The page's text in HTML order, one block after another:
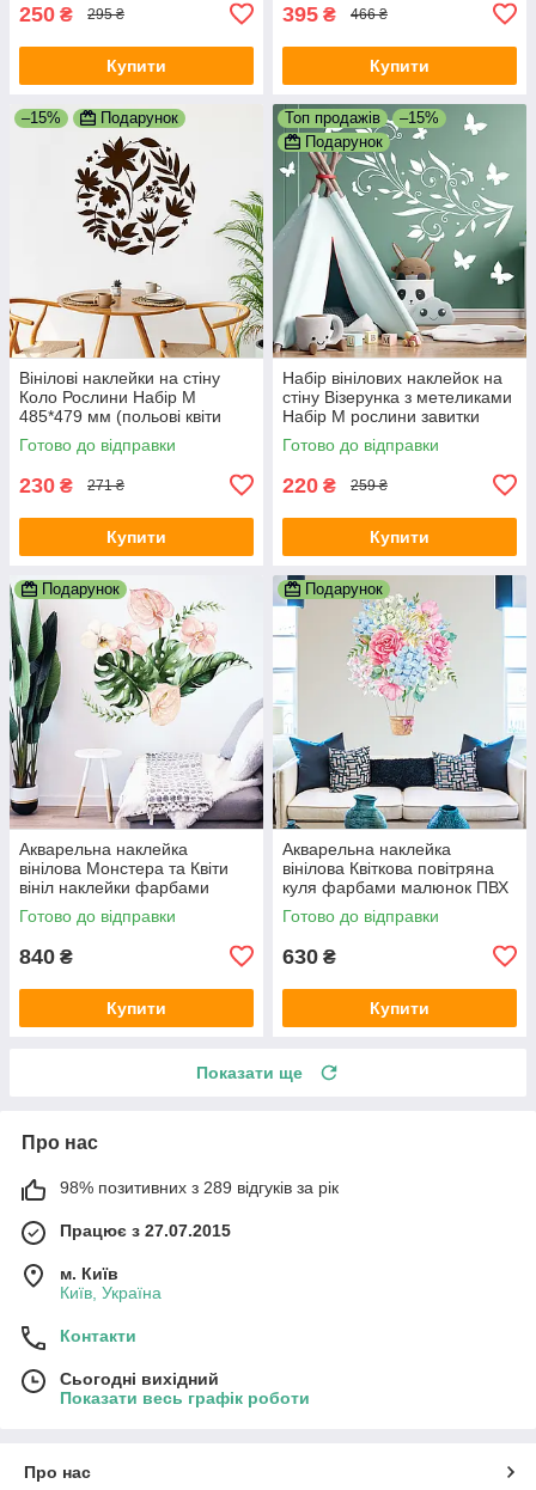
250 ₴ 295 ₴
Купити
395 ₴ 466 ₴
Купити
–15% Подарунок
Вінілові наклейки на стіну
Коло Рослини Набір M
485*479 мм (польові квіти
сфера) матова Коричневий
Готово до відправки
230 ₴ 271 ₴
Купити
Топ продажів
–15%
Подарунок
Набір вінілових наклейок на
стіну Візерунка з метеликами
Набір М рослини завитки
Happy Pocket матова Білий
Готово до відправки
220 ₴ 259 ₴
Купити
Подарунок
Акварельна наклейка
вінілова Монстера та Квіти
вініл наклейки фарбами
малюнок ПВХ 1000х1200мм
матова
Готово до відправки
840 ₴
Купити
Подарунок
Акварельна наклейка
вінілова Квіткова повітряна
куля фарбами малюнок ПВХ
540х700мм матова
Готово до відправки
630 ₴
Купити
Показати ще
Про нас
98% позитивних з 289 відгуків за рік
Працює з 27.07.2015
м. Київ
Київ, Україна
Контакти
Сьогодні вихідний
Показати весь графік роботи
Про нас